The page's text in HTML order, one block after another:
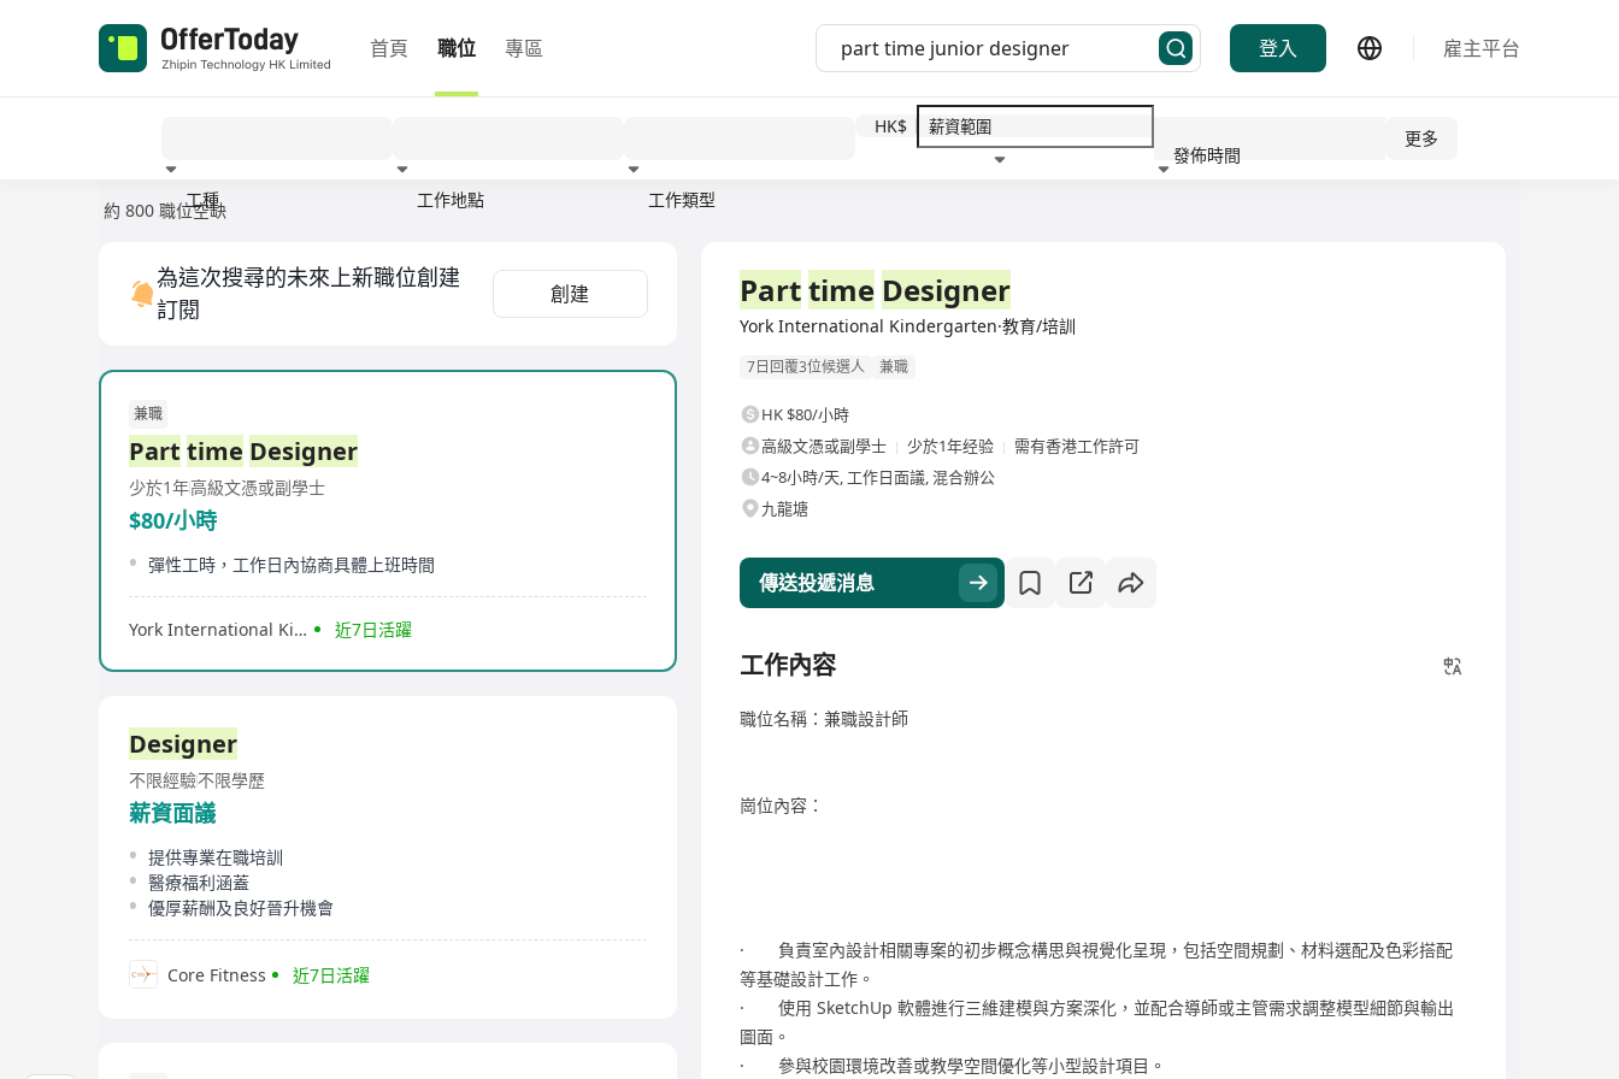
首頁 職位 專區 登入 雇主平台
工種 工作地點 工作類型
HK$
發佈時間
更多
約 800 職位空缺
為這次搜尋的未來上新職位創建
訂閱
創建
兼職
Part time Designer
少於1年高級文憑或副學士
$80/小時
彈性工時，工作日內協商具體上班時間
York International Kindergarten 近7日活躍
Designer
不限經驗不限學歷
薪資面議
提供專業在職培訓
醫療福利涵蓋
優厚薪酬及良好晉升機會
Core Fitness 近7日活躍
Parttime Designer
York International Kindergarten·教育/培訓
7日回覆3位候選人 兼職
HK $80/小時
高級文憑或副學士
少於1年经验
需有香港工作許可
4~8小時/天, 工作日面議, 混合辦公
九龍塘
傳送投遞消息
工作內容
職位名稱：兼職設計師
崗位內容：
· 負責室內設計相關專案的初步概念構思與視覺化呈現，包括空間規劃、材料選配及色彩搭配
等基礎設計工作。
· 使用 SketchUp 軟體進行三維建模與方案深化，並配合導師或主管需求調整模型細節與輸出
圖面。
· 參與校園環境改善或教學空間優化等小型設計項目。